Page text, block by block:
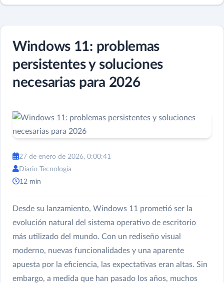
Windows 11: problemas
persistentes y soluciones
necesarias para 2026
27 de enero de 2026, 0:00:41
Diario Tecnología
12 min
Desde su lanzamiento, Windows 11 prometió ser la
evolución natural del sistema operativo de escritorio
más utilizado del mundo. Con un rediseño visual
moderno, nuevas funcionalidades y una aparente
apuesta por la eficiencia, las expectativas eran altas. Sin
embargo, a medida que han pasado los años, muchos